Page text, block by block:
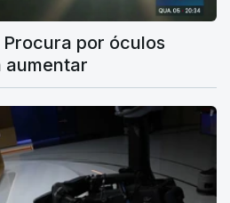
por óculos
aumentar